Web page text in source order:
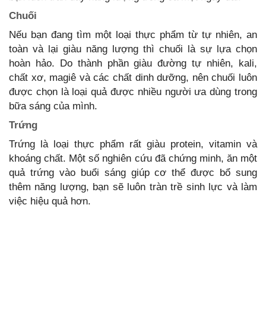
Chuối
Nếu bạn đang tìm một loại thực phẩm từ tự nhiên, an
toàn và lại giàu năng lượng thì chuối là sự lựa chọn
hoàn hảo. Do thành phần giàu đường tự nhiên, kali,
chất xơ, magiê và các chất dinh dưỡng, nên chuối luôn
được chọn là loại quả được nhiều người ưa dùng trong
bữa sáng của mình.
Trứng
Trứng là loại thực phẩm rất giàu protein, vitamin và
khoáng chất. Một số nghiên cứu đã chứng minh, ăn một
quả trứng vào buổi sáng giúp cơ thể được bổ sung
thêm năng lượng, bạn sẽ luôn tràn trề sinh lực và làm
việc hiệu quả hơn.